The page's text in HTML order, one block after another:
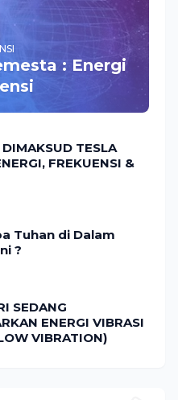
: Energi
DIMAKSUD TESLA
FREKUENSI &
Tuhan di Dalam
?
SEDANG
ENERGI VIBRASI
VIBRATION)